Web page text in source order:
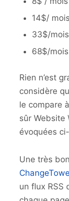
14$/
33$/
68$/
Rien n’est
considère
le compare
sûr Website
évoquées
Une très
un flux RSS